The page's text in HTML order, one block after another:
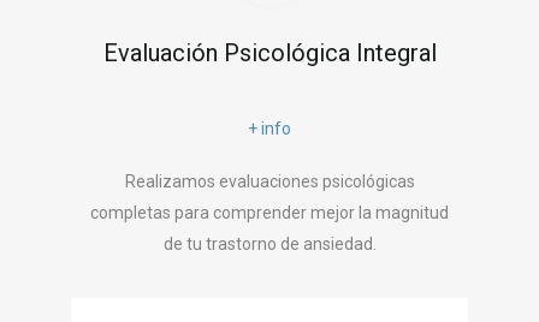
Evaluación Psicológica Integral
+ info
Realizamos evaluaciones psicológicas
completas para comprender mejor la magnitud
de tu trastorno de ansiedad.